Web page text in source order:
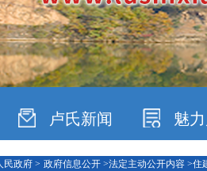
卢氏新闻 魅
民政府 > 政府信息公开 >法定主动公开内容 >住